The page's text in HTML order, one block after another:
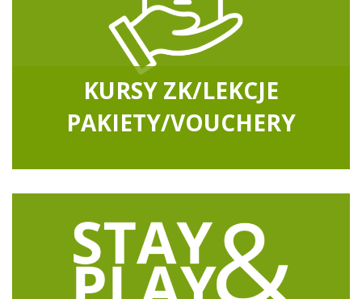
KURSY ZK/LEKCJE
PAKIETY/VOUCHERY